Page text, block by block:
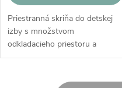
Priestranná skriňa do detskej
izby s množstvom
odkladacieho priestoru a
spodnou zásuvkou, do ktorej
Vášho bábätka. Užitočná skriňa